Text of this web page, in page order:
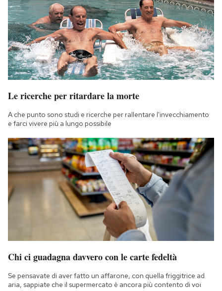
Le ricerche per ritardare la morte
A che punto sono studi e ricerche per rallentare l'invecchiamento
e farci vivere più a lungo possibile
Chi ci guadagna davvero con le carte fedeltà
Se pensavate di aver fatto un affarone, con quella friggitrice ad
aria, sappiate che il supermercato è ancora più contento di voi